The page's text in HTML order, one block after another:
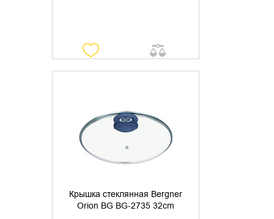
Крышка стеклянная Bergner
Orion BG BG-2735 32cm